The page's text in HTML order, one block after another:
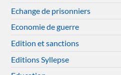
Echange de prisonniers
Economie de guerre
Edition et sanctions
Editions Syllepse